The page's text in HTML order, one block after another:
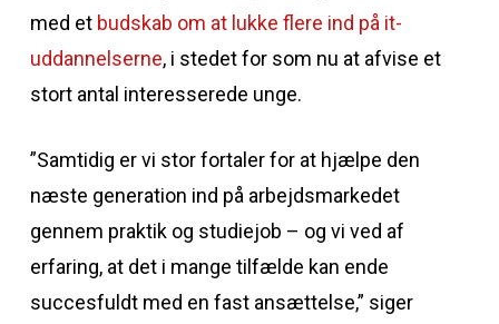
med et budskab om at lukke flere ind på it-
uddannelserne, i stedet for som nu at afvise et
stort antal interesserede unge.
”Samtidig er vi stor fortaler for at hjælpe den
næste generation ind på arbejdsmarkedet
gennem praktik og studiejob – og vi ved af
erfaring, at det i mange tilfælde kan ende
succesfuldt med en fast ansættelse,” siger